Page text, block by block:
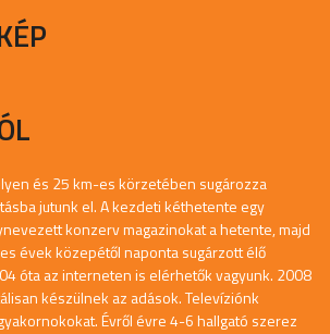
és 25 km-es körzetében sugározza
jutunk el. A kezdeti kéthetente egy
konzerv magazinokat a hetente, majd
évek közepétől naponta sugárzott élő
óta az interneten is elérhetők vagyunk. 2008
készülnek az adások. Televíziónk
Évről évre 4-6 hallgató szerez